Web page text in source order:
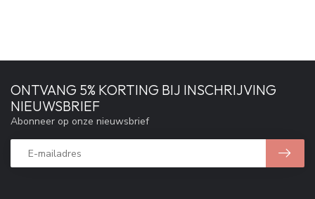
ONTVANG 5% KORTING BIJ INSCHRIJVING
NIEUWSBRIEF
Abonneer op onze nieuwsbrief